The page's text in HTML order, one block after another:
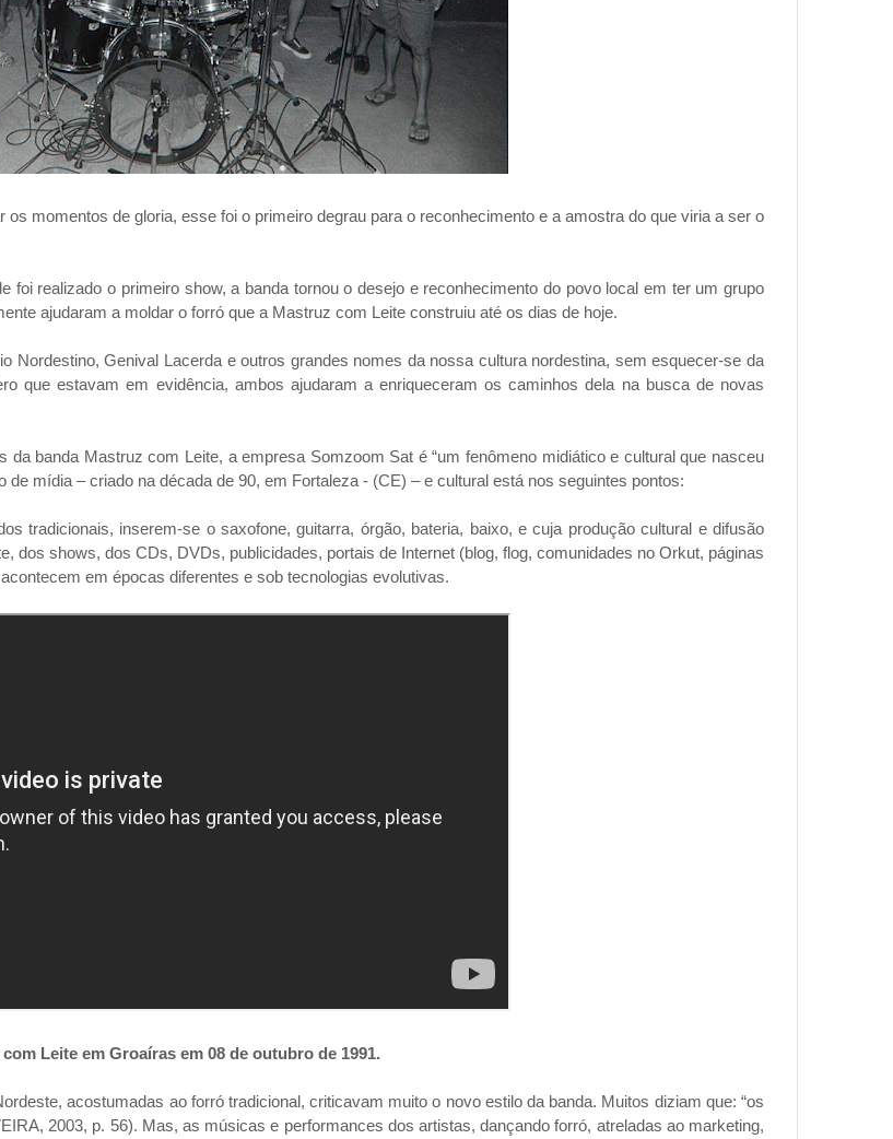
momentos de gloria, esse foi o primeiro degrau para o reconhecimento e a amostra do que viria a ser o
foi realizado o primeiro show, a banda tornou o desejo e reconhecimento do povo local em ter um grupo
ajudaram a moldar o forró que a Mastruz com Leite construiu até os dias de hoje.
Nordestino, Genival Lacerda e outros grandes nomes da nossa cultura nordestina, sem esquecer-se da
que estavam em evidência, ambos ajudaram a enriqueceram os caminhos dela na busca de novas
banda Mastruz com Leite, a empresa Somzoom Sat é “um fenômeno midiático e cultural que nasceu
de mídia – criado na década de 90, em Fortaleza - (CE) – e cultural está nos seguintes pontos:
tradicionais, inserem-se o saxofone, guitarra, órgão, bateria, baixo, e cuja produção cultural e difusão
dos shows, dos CDs, DVDs, publicidades, portais de Internet (blog, flog, comunidades no Orkut, páginas
em épocas diferentes e sob tecnologias evolutivas.
Leite em Groaíras em 08 de outubro de 1991.
acostumadas ao forró tradicional, criticavam muito o novo estilo da banda. Muitos diziam que: “os
2003, p. 56). Mas, as músicas e performances dos artistas, dançando forró, atreladas ao marketing,